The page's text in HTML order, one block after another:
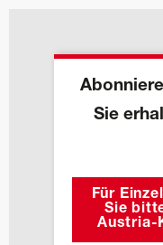
Sie
Für
Sie
Austria-